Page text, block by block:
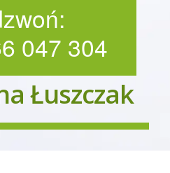
047 304
Łuszczak